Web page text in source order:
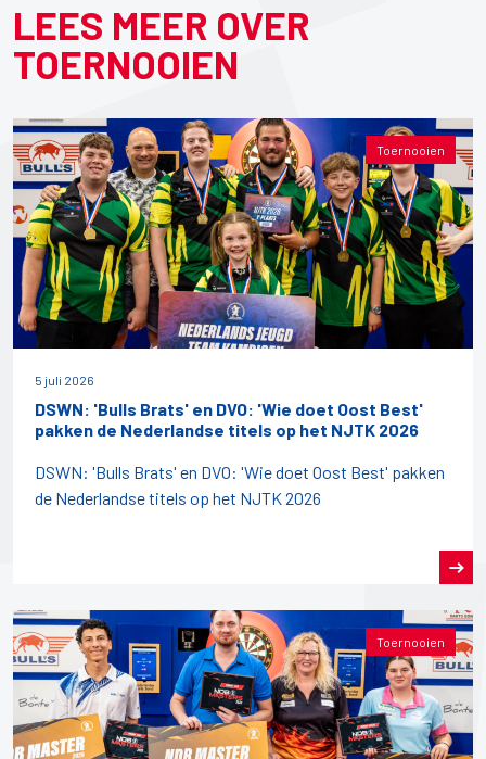
LEES MEER OVER
TOERNOOIEN
Toernooien
5 juli 2026
DSWN: 'Bulls Brats' en DVO: 'Wie doet Oost Best'
pakken de Nederlandse titels op het NJTK 2026
DSWN: 'Bulls Brats' en DVO: 'Wie doet Oost Best' pakken
de Nederlandse titels op het NJTK 2026
Toernooien